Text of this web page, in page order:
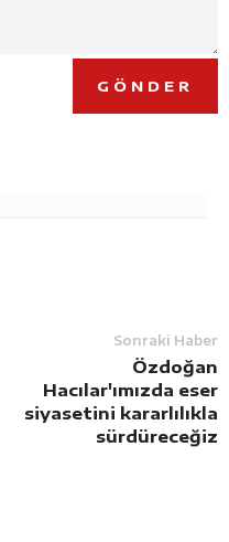
GÖNDER
Sonraki Haber
Özdoğan
Hacılar'ımızda eser
siyasetini kararlılıkla
sürdüreceğiz